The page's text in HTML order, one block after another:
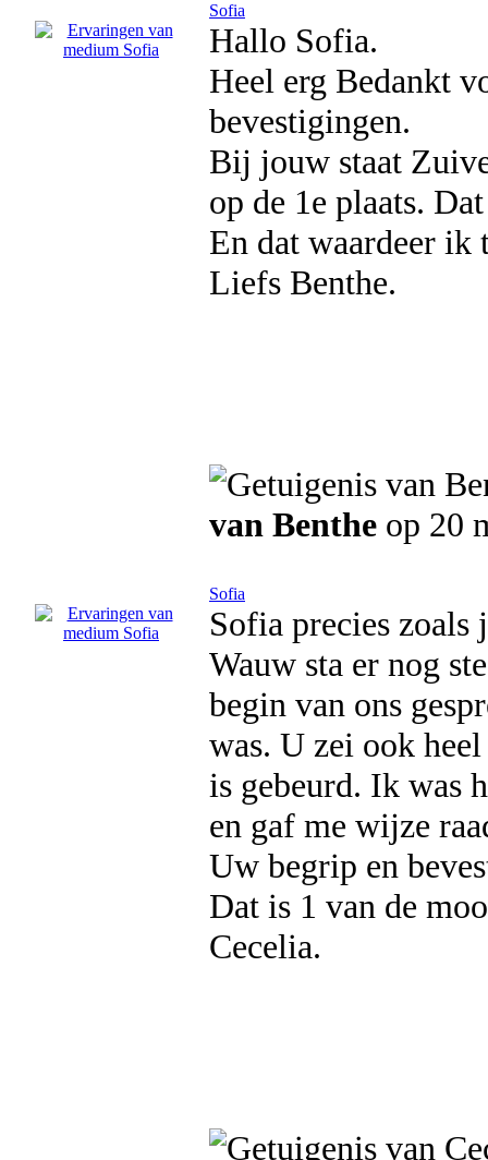
Sofia
Hallo Sofia.
Heel erg Bedankt
bevestigingen.
Bij jouw staat
op de 1e plaats.
En dat waardeer ik
Liefs Benthe.
van Benthe op 20
Sofia
Sofia precies
Wauw sta er nog
begin van ons
was. U zei ook
is gebeurd. Ik was
en gaf me wijze
Uw begrip en
Dat is 1 van de
Cecelia.